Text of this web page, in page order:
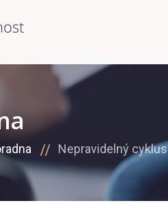
Nepravidelný cyklus